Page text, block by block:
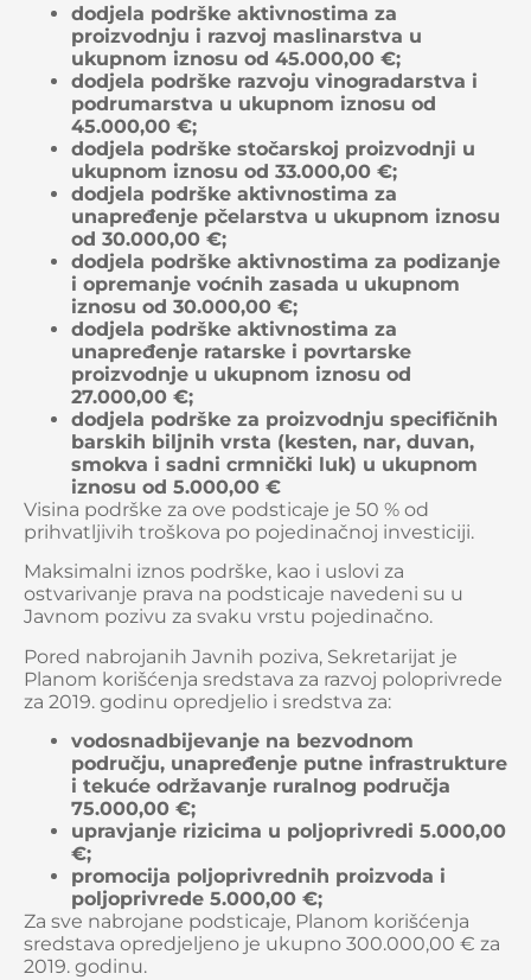
dodjela podrške aktivnostima za
proizvodnju i razvoj maslinarstva u
ukupnom iznosu od 45.000,00 €;
dodjela podrške razvoju vinogradarstva i
podrumarstva u ukupnom iznosu od
45.000,00 €;
dodjela podrške stočarskoj proizvodnji u
ukupnom iznosu od 33.000,00 €;
dodjela podrške aktivnostima za
unapređenje pčelarstva u ukupnom iznosu
od 30.000,00 €;
dodjela podrške aktivnostima za podizanje
i opremanje voćnih zasada u ukupnom
iznosu od 30.000,00 €;
dodjela podrške aktivnostima za
unapređenje ratarske i povrtarske
proizvodnje u ukupnom iznosu od
27.000,00 €;
dodjela podrške za proizvodnju specifičnih
barskih biljnih vrsta (kesten, nar, duvan,
smokva i sadni crmnički luk) u ukupnom
iznosu od 5.000,00 €
Visina podrške za ove podsticaje je 50 % od
prihvatljivih troškova po pojedinačnoj investiciji.
Maksimalni iznos podrške, kao i uslovi za
ostvarivanje prava na podsticaje navedeni su u
Javnom pozivu za svaku vrstu pojedinačno.
Pored nabrojanih Javnih poziva, Sekretarijat je
Planom korišćenja sredstava za razvoj poloprivrede
za 2019. godinu opredjelio i sredstva za:
vodosnadbijevanje na bezvodnom
području, unapređenje putne infrastrukture
i tekuće održavanje ruralnog područja
75.000,00 €;
upravjanje rizicima u poljoprivredi 5.000,00
€;
promocija poljoprivrednih proizvoda i
poljoprivrede 5.000,00 €;
Za sve nabrojane podsticaje, Planom korišćenja
sredstava opredjeljeno je ukupno 300.000,00 € za
2019. godinu.